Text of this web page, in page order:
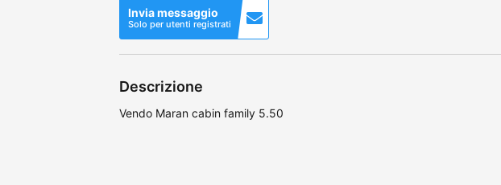
Invia messaggio
Solo per utenti registrati
Descrizione
Vendo Maran cabin family 5.50